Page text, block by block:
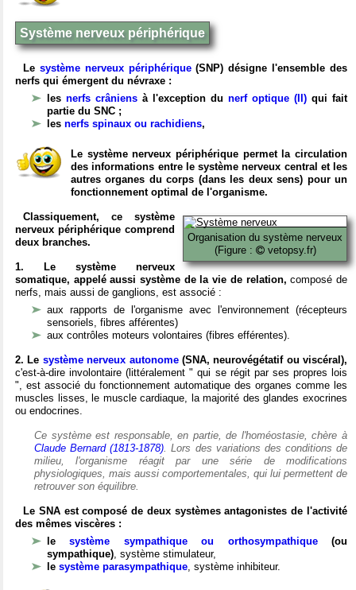
Système nerveux périphérique
Le système nerveux périphérique(SNP) désigne l'ensemble des
nerfs qui émergent du névraxe :
les nerfs crâniens à l'exception du nerf optique (II) qui fait
partie du SNC ;
les nerfs spinaux ou rachidiens,
Le système nerveux périphérique permet la circulation
des informations entre le système nerveux central et les
autres organes du corps (dans les deux sens) pour un
fonctionnement optimal de l'organisme.
Organisation du système nerveux
(Figure :
vetopsy.fr)
Classiquement, ce système
nerveux périphérique comprend
deux branches.
1. Le système nerveux
somatique, appelé aussi système de la vie de relation, composé de
nerfs, mais aussi de ganglions, est associé :
aux rapports de l'organisme avec l'environnement (récepteurs
sensoriels, fibres afférentes)
aux contrôles moteurs volontaires (fibres efférentes).
2. Le système nerveux autonome(SNA, neurovégétatif ou viscéral),
c'est-à-dire involontaire (littéralement " qui se régit par ses propres lois
", est associé du fonctionnement automatique des organes comme les
muscles lisses, le muscle cardiaque, la majorité des glandes exocrines
ou endocrines.
Ce système est responsable, en partie, de l'homéostasie, chère à
Claude Bernard (1813-1878). Lors des variations des conditions de
milieu, l'organisme réagit par une série de modifications
physiologiques, mais aussi comportementales, qui lui permettent de
retrouver son équilibre.
Le SNA est composé de deux systèmes antagonistes de l'activité
des mêmes viscères :
lesystème sympathique ou orthosympathique(ou
sympathique), système stimulateur,
le système parasympathique, système inhibiteur.